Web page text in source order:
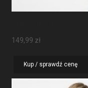
149,99 zł
Kup / sprawdź cenę